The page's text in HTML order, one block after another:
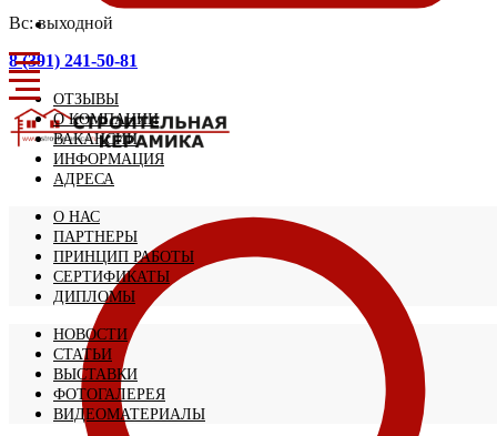
Вс: выходной
8 (391) 241-50-81
ОТЗЫВЫ
О КОМПАНИИ
ВАКАНСИИ
ИНФОРМАЦИЯ
АДРЕСА
О НАС
ПАРТНЕРЫ
ПРИНЦИП РАБОТЫ
СЕРТИФИКАТЫ
ДИПЛОМЫ
НОВОСТИ
СТАТЬИ
ВЫСТАВКИ
ФОТОГАЛЕРЕЯ
ВИДЕОМАТЕРИАЛЫ